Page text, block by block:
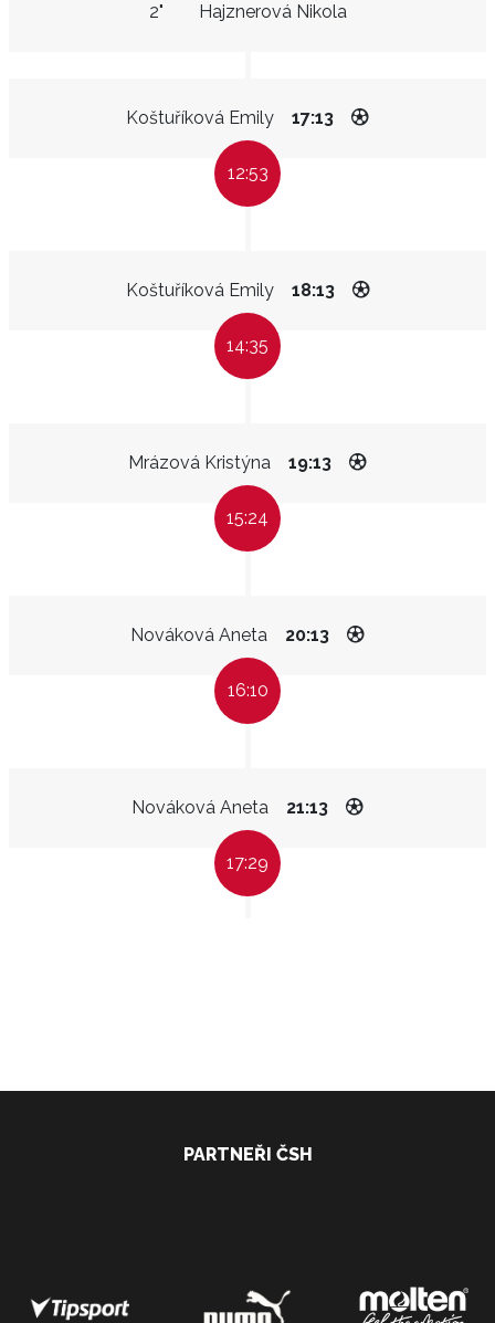
Hajznerová Nikola
2"
Koštuříková Emily 17:13
12:53
Koštuříková Emily 18:13
14:35
Mrázová Kristýna 19:13
15:24
Nováková Aneta 20:13
16:10
Nováková Aneta 21:13
17:29
PARTNEŘI ČSH